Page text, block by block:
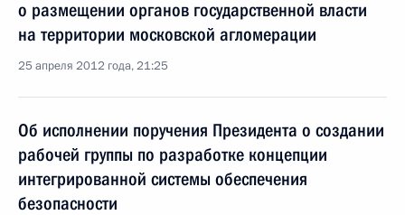
о размещении органов государственной власти
на территории московской агломерации
25 апреля 2012 года, 21:25
Об исполнении поручения Президента о создании
рабочей группы по разработке концепции
интегрированной системы обеспечения
безопасности